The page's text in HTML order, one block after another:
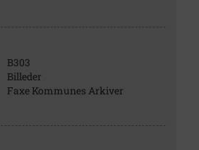
B303
Billeder
Faxe Kommunes Arkiver